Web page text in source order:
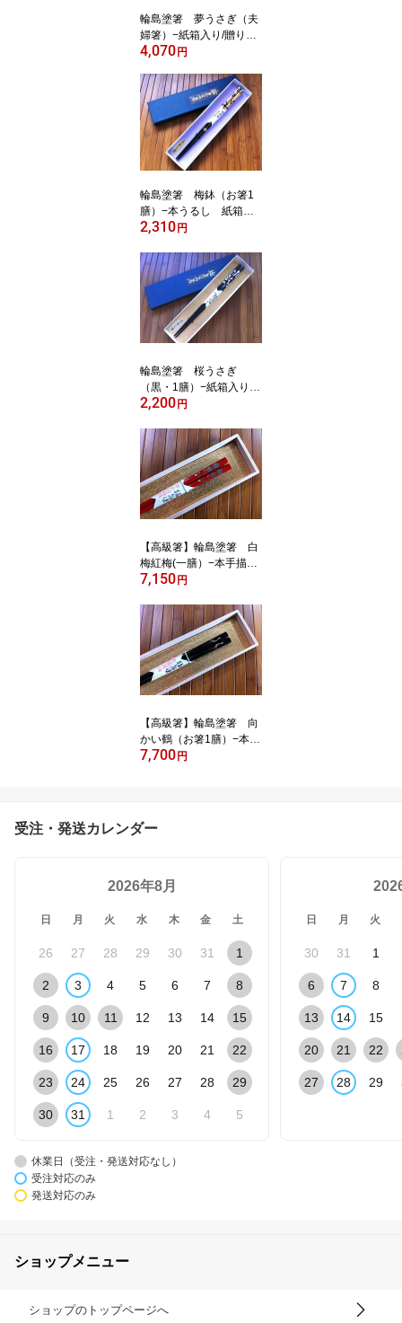
輪島塗箸 夢うさぎ（夫
婦箸）−紙箱入り/贈り物/
ペア/結婚祝い/
4,070 円
輪島塗箸 梅鉢（お箸1
膳）−本うるし 紙箱入
り【レターパック便・代
2,310 円
輪島塗箸 桜うさぎ
（黒・1膳）−紙箱入り
【レターパック便・代引
2,200 円
【高級箸】輪島塗箸 白
梅紅梅(一膳）−本手描蒔
絵/桐箱入り/
7,150 円
【高級箸】輪島塗箸 向
かい鶴（お箸1膳）−本手
描蒔絵/桐箱入り/贈り物/
7,700 円
受注・発送カレンダー
2026年8月
日 月 火 水 木 金 土
26 27 28 29 30 31 1
2 3 4 5 6 7 8
9 10 11 12 13 14 15
16 17 18 19 20 21 22
23 24 25 26 27 28 29
30 31 1 2 3 4 5
日 月 火
30 31 1
6 7 8
13 14 15
20 21 22
27 28 29
休業日（受注・発送対応なし）
受注対応のみ
発送対応のみ
ショップメニュー
ショップのトップページへ